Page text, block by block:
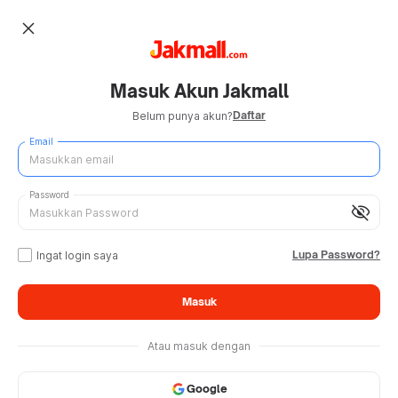
close
Masuk Akun Jakmall
Belum punya akun?Daftar
Email
visibility_off
Password
Ingat login saya Lupa Password?
Masuk
Atau masuk dengan
Google